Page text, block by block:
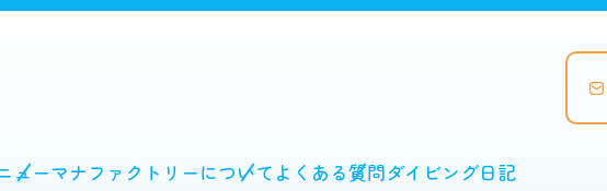
ューマナファクトリーについて よくある質問ダイビング日記